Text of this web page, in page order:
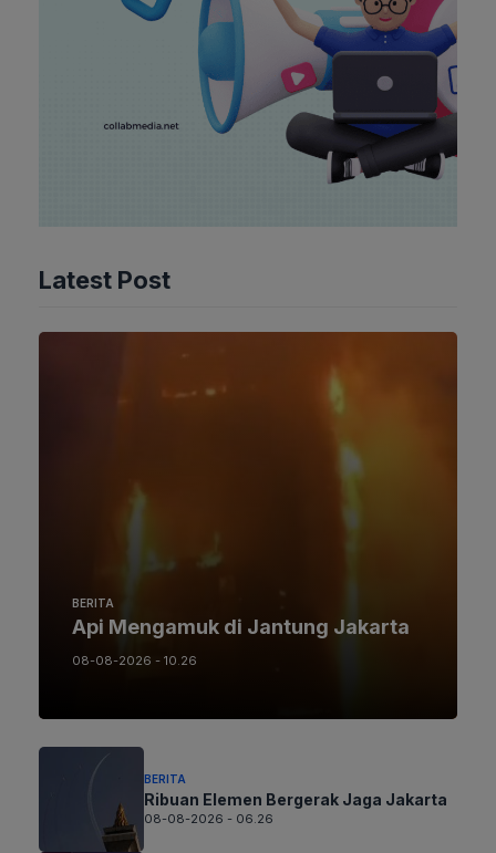
Latest Post
BERITA
Api Mengamuk di Jantung Jakarta
08-08-2026 - 10.26
BERITA
Ribuan Elemen Bergerak Jaga Jakarta
08-08-2026 - 06.26